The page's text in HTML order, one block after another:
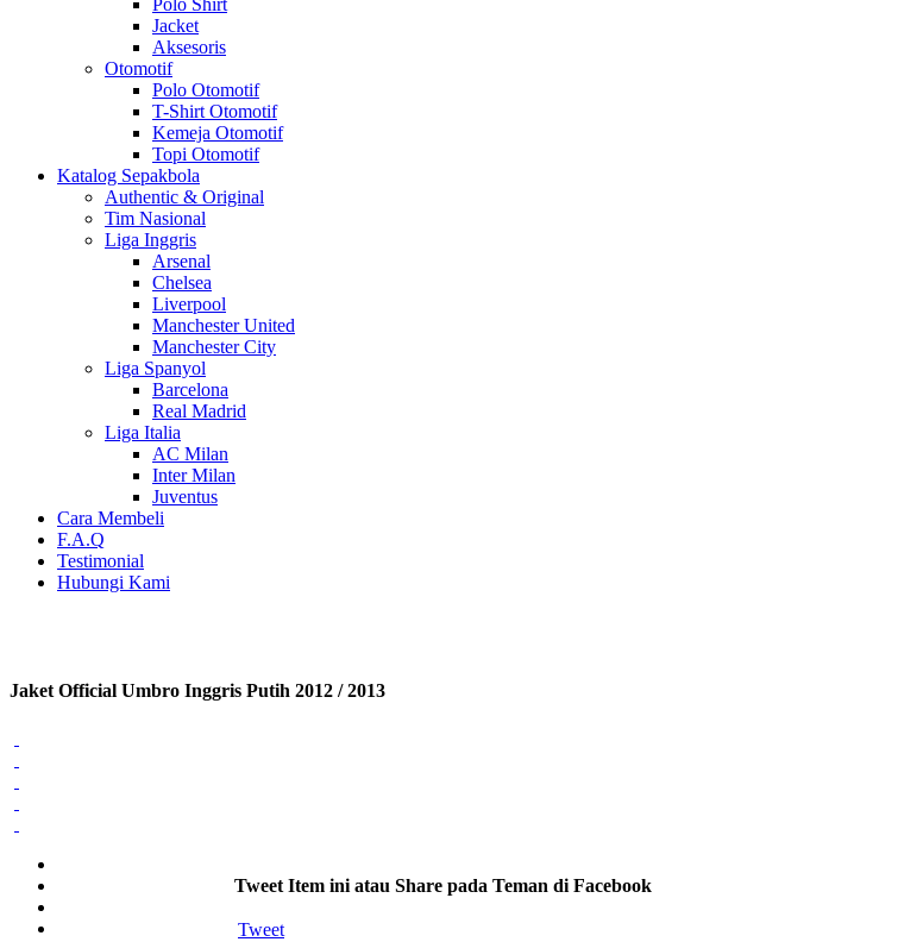
Polo Shirt
Jacket
Aksesoris
Otomotif
Polo Otomotif
T-Shirt Otomotif
Kemeja Otomotif
Topi Otomotif
Katalog Sepakbola
Authentic & Original
Tim Nasional
Liga Inggris
Arsenal
Chelsea
Liverpool
Manchester United
Manchester City
Liga Spanyol
Barcelona
Real Madrid
Liga Italia
AC Milan
Inter Milan
Juventus
Cara Membeli
F.A.Q
Testimonial
Hubungi Kami
Jaket Official Umbro Inggris Putih 2012 / 2013
Tweet Item ini atau Share pada Teman di Facebook
Tweet